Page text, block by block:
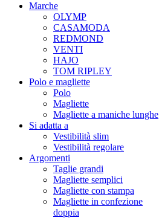
Marche
OLYMP
CASAMODA
REDMOND
VENTI
HAJO
TOM RIPLEY
Polo e magliette
Polo
Magliette
Magliette a maniche lunghe
Si adatta a
Vestibilità slim
Vestibilità regolare
Argomenti
Taglie grandi
Magliette semplici
Magliette con stampa
Magliette in confezione
doppia